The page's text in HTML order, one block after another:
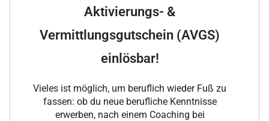
Aktivierungs- &
Vermittlungsgutschein (AVGS)
einlösbar!
Vieles ist möglich, um beruflich wieder Fuß zu
fassen: ob du neue berufliche Kenntnisse
erwerben, nach einem Coaching bei